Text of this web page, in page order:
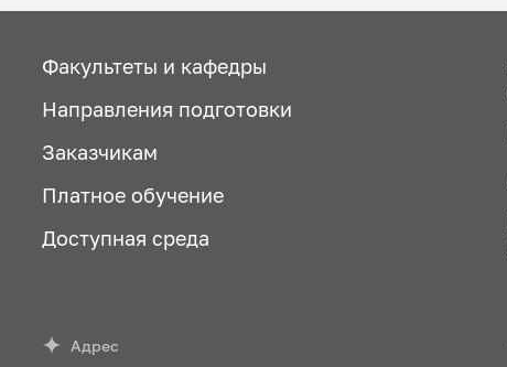
Факультеты и кафедры
Направления подготовки
Заказчикам
Платное обучение
Доступная среда
Адрес